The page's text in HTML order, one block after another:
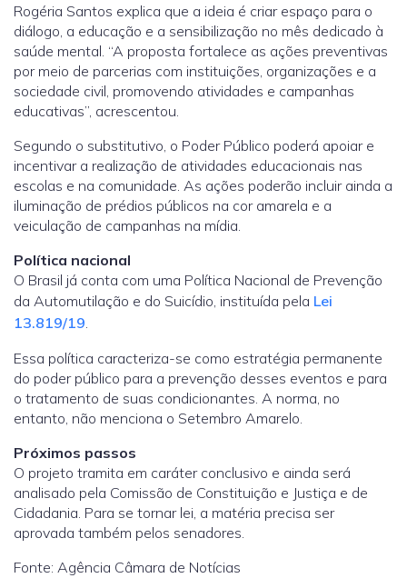
Rogéria Santos explica que a ideia é criar espaço para o
diálogo, a educação e a sensibilização no mês dedicado à
saúde mental. “A proposta fortalece as ações preventivas
por meio de parcerias com instituições, organizações e a
sociedade civil, promovendo atividades e campanhas
educativas”, acrescentou.
Segundo o substitutivo, o Poder Público poderá apoiar e
incentivar a realização de atividades educacionais nas
escolas e na comunidade. As ações poderão incluir ainda a
iluminação de prédios públicos na cor amarela e a
veiculação de campanhas na mídia.
Política nacional
O Brasil já conta com uma Política Nacional de Prevenção
da Automutilação e do Suicídio, instituída pela Lei
13.819/19
Essa política caracteriza-se como estratégia permanente
do poder público para a prevenção desses eventos e para
o tratamento de suas condicionantes. A norma, no
entanto, não menciona o Setembro Amarelo.
Próximos passos
O projeto tramita em caráter conclusivo e ainda será
analisado pela Comissão de Constituição e Justiça e de
Cidadania. Para se tornar lei, a matéria precisa ser
aprovada também pelos senadores.
Fonte: Agência Câmara de Notícias